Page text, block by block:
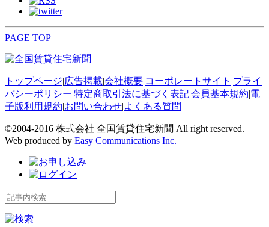
PAGE TOP
トップページ|広告掲載|会社概要|コーポレートサイト |プライ
バシーポリシー|特定商取引法に基づく表記|会員基本規約|電
子版利用規約|お問い合わせ|よくある質問
©2004-2016 株式会社 全国賃貸住宅新聞 All right reserved.
Web produced by Easy Communications Inc.